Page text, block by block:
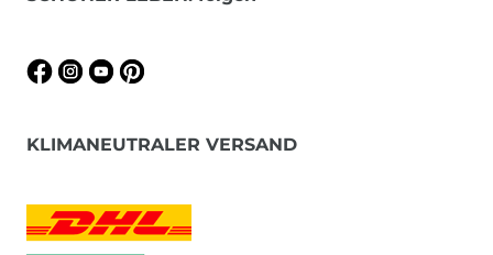
KLIMANEUTRALER VERSAND